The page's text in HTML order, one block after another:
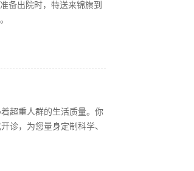
备出院时，特送来锦旗到
超重人群的生活质量。你
诊，为您量身定制科学、